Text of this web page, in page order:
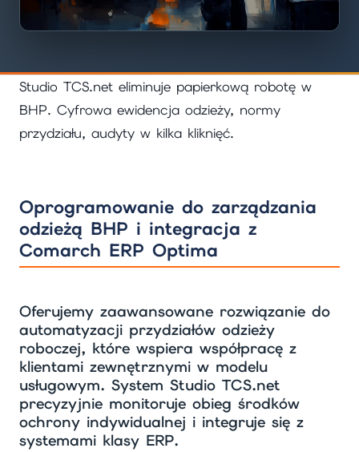
Studio TCS.net eliminuje papierkową robotę w
BHP. Cyfrowa ewidencja odzieży, normy
przydziału, audyty w kilka kliknięć.
Oprogramowanie do zarządzania
odzieżą BHP i integracja z
Comarch ERP Optima
Oferujemy zaawansowane rozwiązanie do
automatyzacji przydziałów odzieży
roboczej, które wspiera współpracę z
klientami zewnętrznymi w modelu
usługowym. System Studio TCS.net
precyzyjnie monitoruje obieg środków
ochrony indywidualnej i integruje się z
systemami klasy ERP.